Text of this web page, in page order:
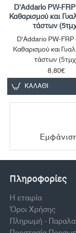
D'Addario PW-
Καθαρισμού και
τάστων
D'Addario PW-
Καθαρισμού και
τάστων
8,80€
ΚΑΛΆΘΙ
Πληροφορίες
Η εταιρία
Όροι Χρήσης
Πληρωμή -